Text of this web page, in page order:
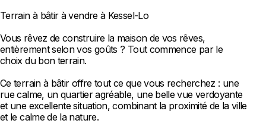
Terrain à bâtir à vendre à Kessel-Lo
Vous rêvez de construire la maison de vos rêves,
entièrement selon vos goûts ? Tout commence par le
choix du bon terrain.
Ce terrain à bâtir offre tout ce que vous recherchez : une
rue calme, un quartier agréable, une belle vue verdoyante
et une excellente situation, combinant la proximité de la ville
et le calme de la nature.